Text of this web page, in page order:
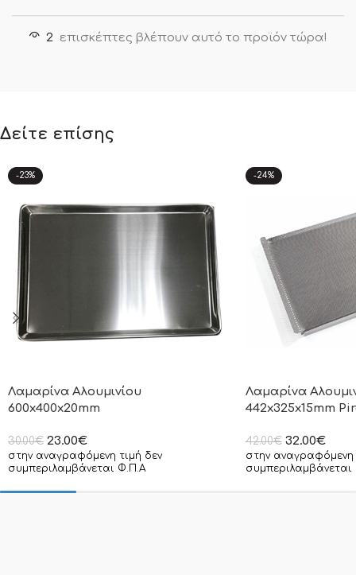
2 επισκέπτες βλέπουν αυτό το προϊόν τώρα!
Δείτε επίσης
-23%
Λαμαρίνα Αλουμινίου
600x400x20mm
30.00€ 23.00€
στην αναγραφόμενη τιμή δεν
συμπεριλαμβάνεται Φ.Π.Α
-24%
Λαμαρίνα
442x325x15mm
42.00€ 32.00€
στην αναγραφόμενη